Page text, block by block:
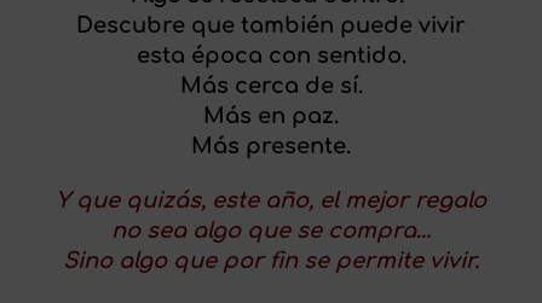
Descubre que también puede vivir
esta época con sentido.
Más cerca de sí.
Más en paz.
Más presente.
Y que quizás, este año, el mejor regalo
no sea algo que se compra…
Sino algo que por fin se permite vivir.